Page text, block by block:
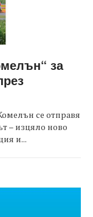
за
се отправя
– изцяло ново
и...